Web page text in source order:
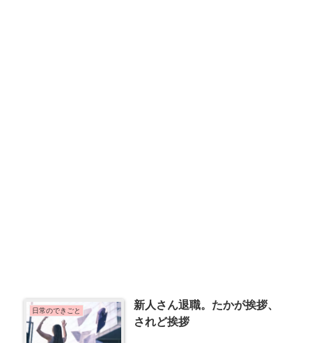
日常のできごと
新人さん退職。たかが挨拶、
されど挨拶